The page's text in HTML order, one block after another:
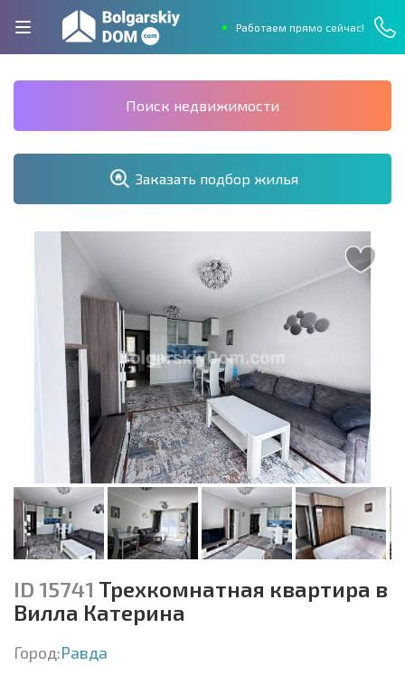
Работаем прямо сейчас!
Поиск недвижимости
Заказать подбор жилья
ID 15741 Трехкомнатная квартира в
Вилла Катерина
Город:Равда